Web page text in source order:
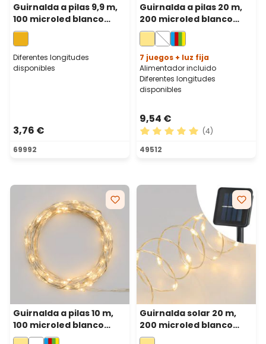
Guirnalda a pilas 9,9 m,
100 microled blanco
extra cálido, cable metal
cobre
Diferentes longitudes
disponibles
3,76 €
69992
Guirnalda a pilas 20 m,
200 microled blanco
cálido, cable metal plata
7 juegos + luz fija
Alimentador incluido
Diferentes longitudes
disponibles
9,54 €
Calificación promedio de
(4)
49512
Guirnalda a pilas 10 m,
100 microled blanco
cálido, cable metal plata
Guirnalda solar 20 m,
200 microled blanco
cálido, cable metal plata